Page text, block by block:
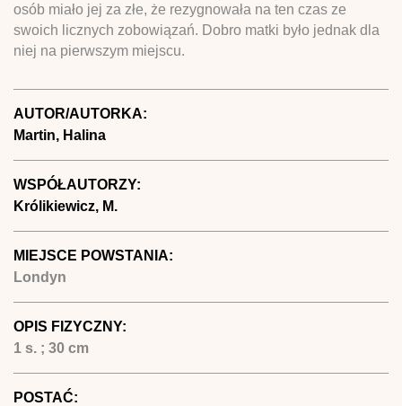
osób miało jej za złe, że rezygnowała na ten czas ze
swoich licznych zobowiązań. Dobro matki było jednak dla
niej na pierwszym miejscu.
AUTOR/AUTORKA:
Martin, Halina
WSPÓŁAUTORZY:
Królikiewicz, M.
MIEJSCE POWSTANIA:
Londyn
OPIS FIZYCZNY:
1 s. ; 30 cm
POSTAĆ: